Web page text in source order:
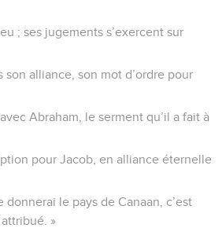
; ses jugements s’exercent sur
son alliance, son mot d’ordre pour
Abraham, le serment qu’il a fait à
pour Jacob, en alliance éternelle
donnerai le pays de Canaan, c’est
»